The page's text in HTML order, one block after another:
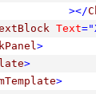
></
Text
>
>
>